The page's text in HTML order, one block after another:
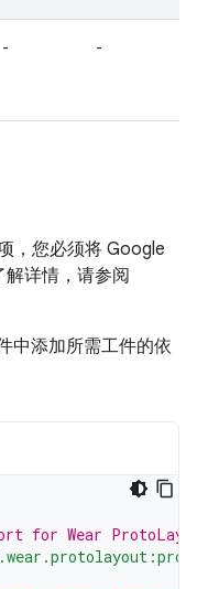
- -
，您必须将 Google
详情，请参阅
中添加所需工件的依
for Wear